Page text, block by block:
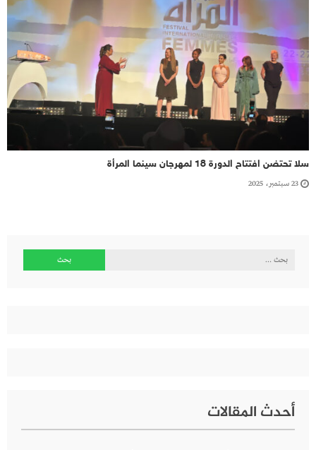
سلا تحتضن افتتاح الدورة 18 لمهرجان سينما المرأة
23 سبتمبر، 2025
البحث
أحدث المقالات